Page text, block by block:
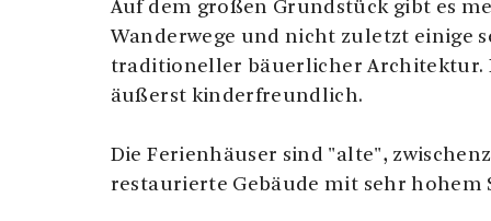
Auf dem großen Grundstück gibt es
Wanderwege und nicht zuletzt einige
traditioneller bäuerlicher Architektur.
äußerst kinderfreundlich.
Die Ferienhäuser sind "alte",
restaurierte Gebäude mit sehr hohem